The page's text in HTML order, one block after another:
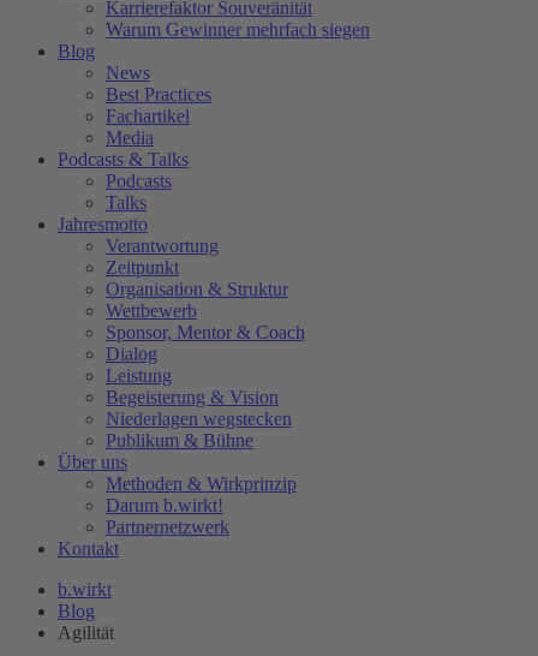
Karrierefaktor Souveränität
Warum Gewinner mehrfach siegen
Blog
News
Best Practices
Fachartikel
Media
Podcasts & Talks
Podcasts
Talks
Jahresmotto
Verantwortung
Zeitpunkt
Organisation & Struktur
Wettbewerb
Sponsor, Mentor & Coach
Dialog
Leistung
Begeisterung & Vision
Niederlagen wegstecken
Publikum & Bühne
Über uns
Methoden & Wirkprinzip
Darum b.wirkt!
Partnernetzwerk
Kontakt
b.wirkt
Blog
Agilität